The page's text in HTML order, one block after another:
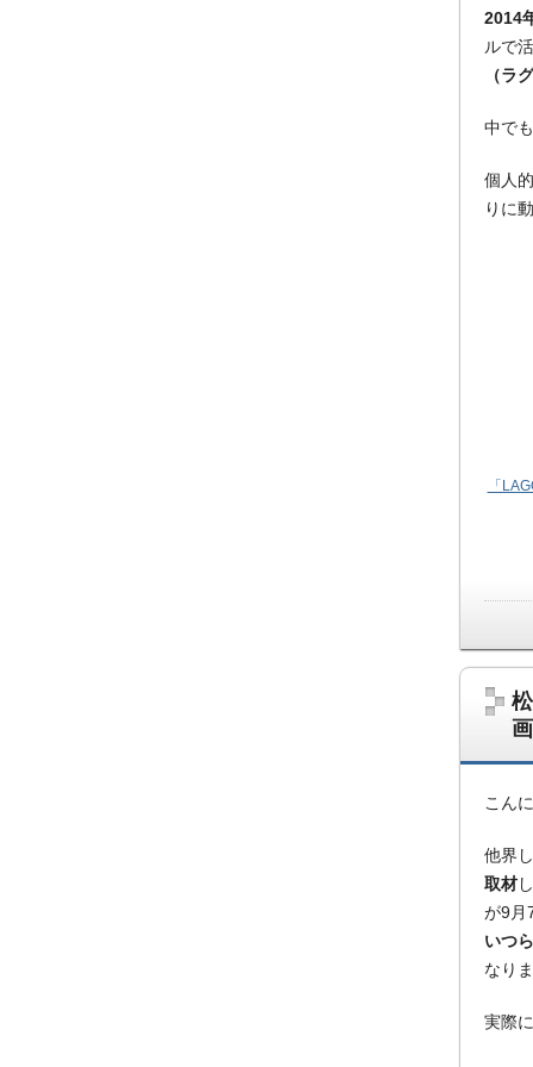
2014
ルで
（ラ
中で
個人
りに
「
こん
他界
取材
が9月
いつ
なり
実際